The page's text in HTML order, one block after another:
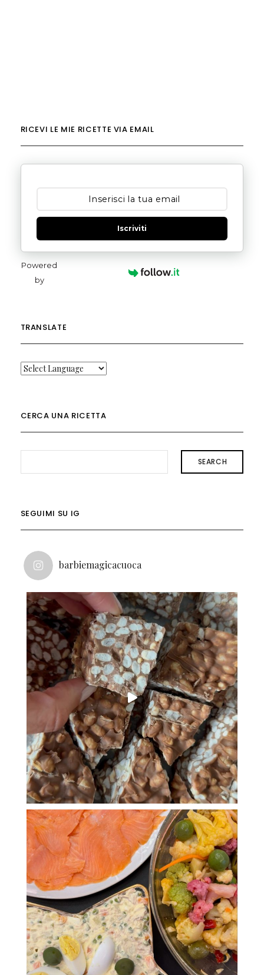
RICEVI LE MIE RICETTE VIA EMAIL
Iscriviti
Powered
by
TRANSLATE
CERCA UNA RICETTA
SEARCH
SEGUIMI SU IG
barbiemagicacuoca